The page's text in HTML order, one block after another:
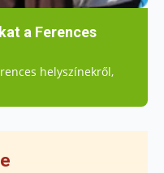
a Ferences
helyszínekről,